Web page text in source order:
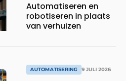
Automatiseren en
robotiseren in plaats
van verhuizen
AUTOMATISERING 9 JULI 2026